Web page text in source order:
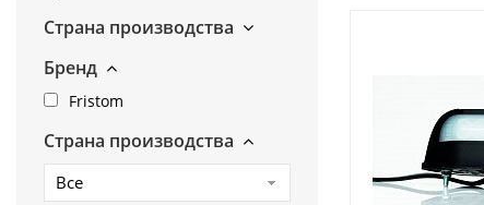
Страна производства
Бренд
Fristom
Страна производства
Все